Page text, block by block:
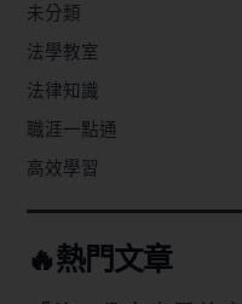
未分類
法學教室
法律知識
職涯一點通
高效學習
🔥熱門文章